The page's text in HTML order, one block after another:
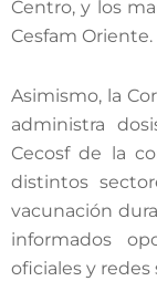
Centro, y los
Cesfam Oriente.
Asimismo, la
administra
Cecosf de la
distintos
vacunación
informados
oficiales y redes